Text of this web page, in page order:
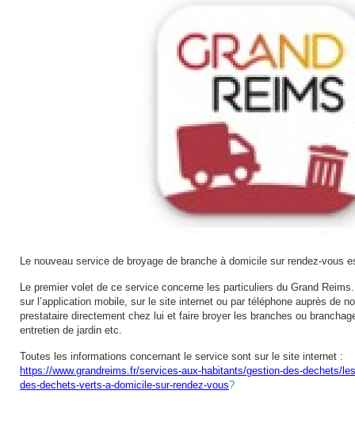
Le nouveau service de broyage de branche à domicile sur rendez-vous
Le premier volet de ce service concerne les particuliers du Grand
sur l’application mobile, sur le site internet ou par téléphone auprès de
prestataire directement chez lui et faire broyer les branches ou
entretien de jardin etc.
Toutes les informations concernant le service sont sur le site internet :
https://www.grandreims.fr/services-aux-habitants/gestion-des-dechets/
des-dechets-verts-a-domicile-sur-rendez-vous?